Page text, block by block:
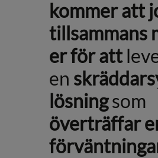
kommer att
tillsammans
er för att
en
lösningsom
överträffar